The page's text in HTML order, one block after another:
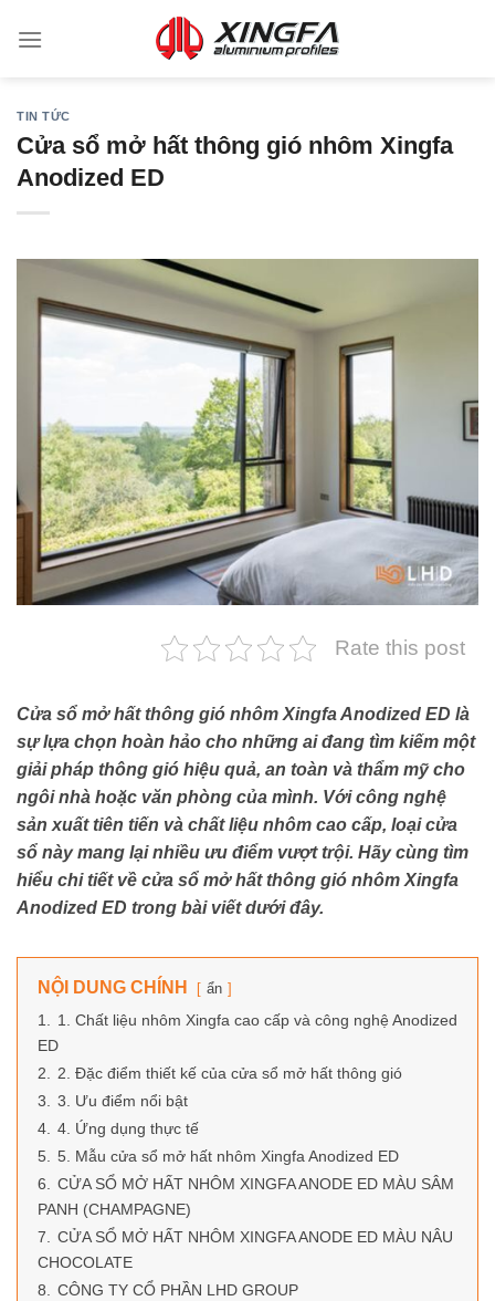
TIN TỨC
Cửa sổ mở hất thông gió nhôm Xingfa
Anodized ED
Rate this post
Cửa sổ mở hất thông gió nhôm Xingfa Anodized ED là
sự lựa chọn hoàn hảo cho những ai đang tìm kiếm một
giải pháp thông gió hiệu quả, an toàn và thẩm mỹ cho
ngôi nhà hoặc văn phòng của mình. Với công nghệ
sản xuất tiên tiến và chất liệu nhôm cao cấp, loại cửa
sổ này mang lại nhiều ưu điểm vượt trội. Hãy cùng tìm
hiểu chi tiết về cửa sổ mở hất thông gió nhôm Xingfa
Anodized ED trong bài viết dưới đây.
NỘI DUNG CHÍNH ẩn
1.
1. Chất liệu nhôm Xingfa cao cấp và công nghệ Anodized
ED
2.
2. Đặc điểm thiết kế của cửa sổ mở hất thông gió
3.
3. Ưu điểm nổi bật
4.
4. Ứng dụng thực tế
5.
5. Mẫu cửa sổ mở hất nhôm Xingfa Anodized ED
6.
CỬA SỔ MỞ HẤT NHÔM XINGFA ANODE ED MÀU SÂM
PANH (CHAMPAGNE)
7.
CỬA SỔ MỞ HẤT NHÔM XINGFA ANODE ED MÀU NÂU
CHOCOLATE
8.
CÔNG TY CỔ PHẦN LHD GROUP